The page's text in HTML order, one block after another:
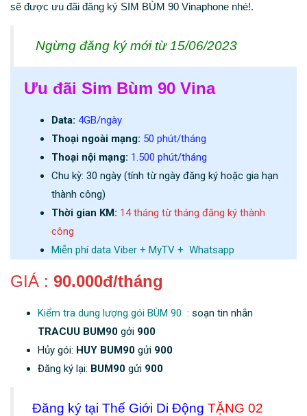
sẽ được ưu đãi đăng ký SIM BÙM 90 Vinaphone nhé!.
Ngừng đăng ký mới từ 15/06/2023
Ưu đãi Sim Bùm 90 Vina
Data: 4GB/ngày
Thoại ngoài mạng: 50 phút/tháng
Thoại nội mạng: 1.500 phút/tháng
Chu kỳ: 30 ngày (tính từ ngày đăng ký hoặc gia hạn
thành công)
Thời gian KM: 14 tháng từ tháng đăng ký thành
công
Miễn phí data Viber + MyTV + Whatsapp
GIÁ : 90.000đ/tháng
Kiểm tra dung lượng gói BÙM 90 : soạn tin nhắn
TRACUU BUM90 gởi 900
Hủy gói: HUY BUM90 gửi 900
Đăng ký lại: BUM90 gửi 900
Đăng ký tại Thế Giới Di Động TẶNG 02